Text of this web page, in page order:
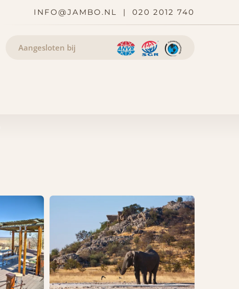
INFO@JAMBO.NL | 020 2012 740
Aangesloten bij